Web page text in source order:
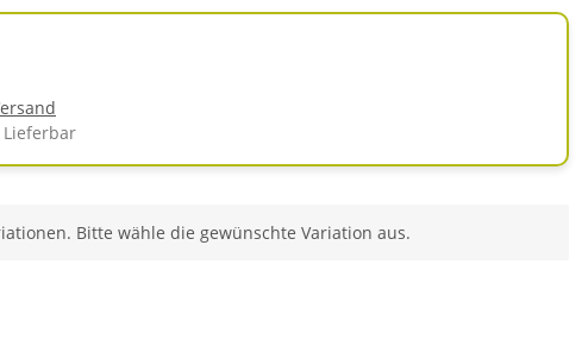
Lieferbar
Bitte wähle die gewünschte Variation aus.